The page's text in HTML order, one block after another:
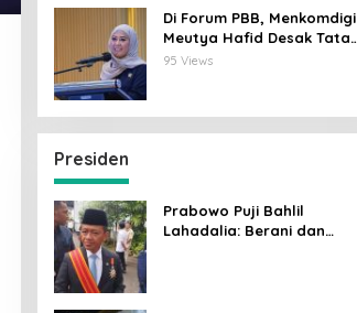
Di Forum PBB, Menkomdigi
Meutya Hafid Desak Tata
Kelola AI Global Utamakan
95 Views
Presiden
Prabowo Puji Bahlil
Lahadalia: Berani dan